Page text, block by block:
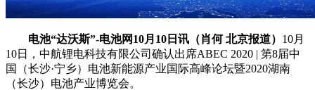
电池“达沃斯”-电池网10月10日讯（肖何 北京报道） 10月
10日，中航锂电科技有限公司 确认出席ABEC 2020 | 第8届中
国（长沙·宁乡）电池新能源产业国际高峰论坛暨2020湖南
（长沙）电池产业博览会。